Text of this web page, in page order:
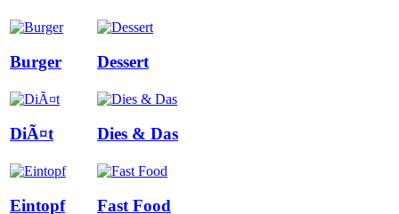
Burger Dessert
DiÃ¤t Dies & Das
Eintopf Fast Food